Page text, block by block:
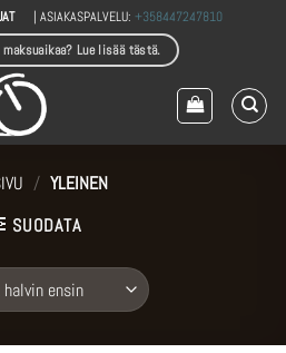
| ASIAKASPALVELU:+358447247810
Lue lisää tästä.
/ YLEINEN
SUODATA